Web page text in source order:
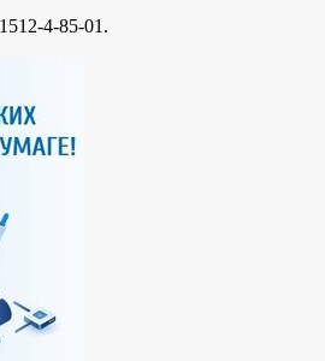
4-85-01.